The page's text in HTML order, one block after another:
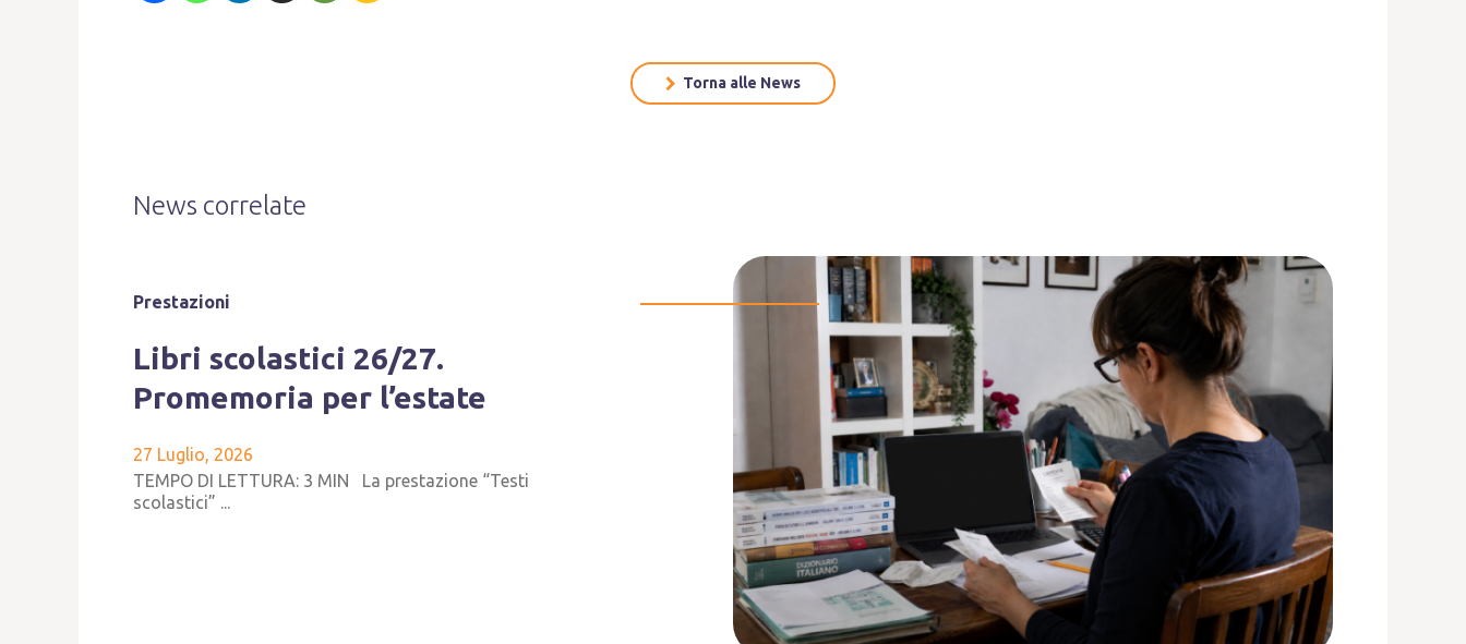
Torna alle News
News correlate
Prestazioni
Libri scolastici 26/27.
Promemoria per l’estate
27 Luglio, 2026
TEMPO DI LETTURA: 3 MIN La prestazione “Testi
scolastici” ...